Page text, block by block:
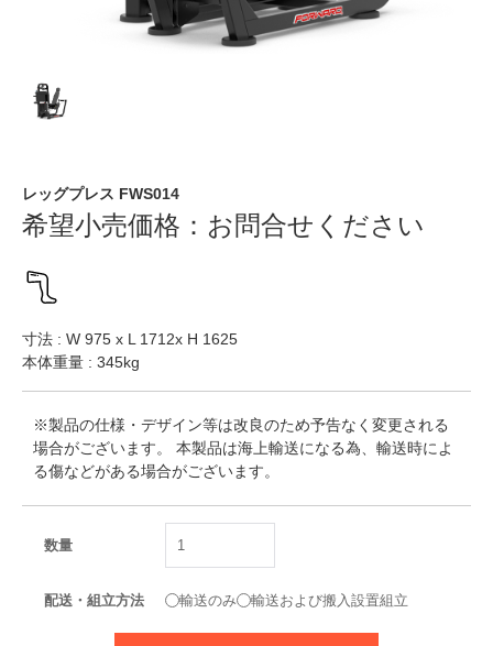
レッグプレス FWS014
希望小売価格： お問合せください
寸法 : W 975 x L 1712x H 1625
本体重量 : 345kg
※製品の仕様・デザイン等は改良のため予告なく変更される
場合がございます。 本製品は海上輸送になる為、輸送時によ
る傷などがある場合がございます。
数量
配送・組立方法 輸送のみ 輸送および搬入設置組立